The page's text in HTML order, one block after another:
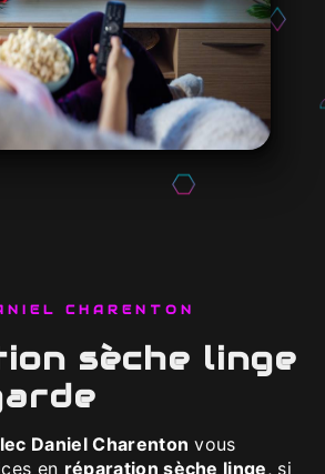
CHARENTON
Daniel Charenton vous
en réparation sèche linge, si